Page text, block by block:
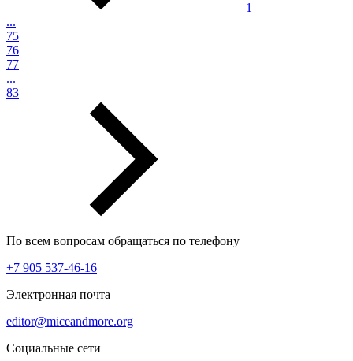
1
...
75
76
77
...
83
По всем вопросам обращаться по телефону
+7 905 537-46-16
Электронная почта
editor@miceandmore.org
Социальные сети